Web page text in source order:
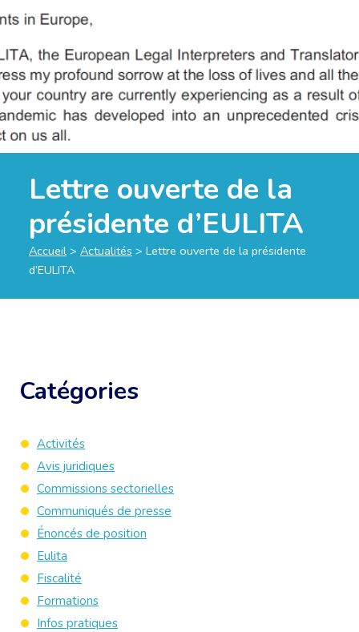
Lettre ouverte de la
présidente d’EULITA
Accueil > Actualités > Lettre ouverte de la présidente
d’EULITA
Catégories
Activités
Avis juridiques
Commissions sectorielles
Communiqués de presse
Énoncés de position
Eulita
Fiscalité
Formations
Infos pratiques